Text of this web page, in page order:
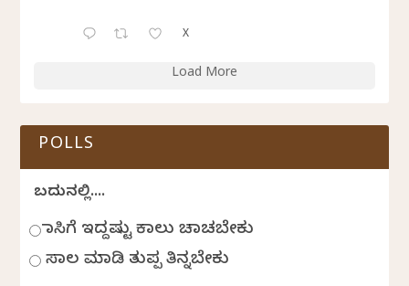
X
Load More
POLLS
ಬದುಕಿನಲ್ಲಿ....
ಹಾಸಿಗೆ ಇದ್ದಷ್ಟು ಕಾಲು ಚಾಚಬೇಕು
ಸಾಲ ಮಾಡಿ ತುಪ್ಪ ತಿನ್ನಬೇಕು